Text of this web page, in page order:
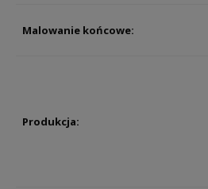
Malowanie końcowe:
Produkcja: